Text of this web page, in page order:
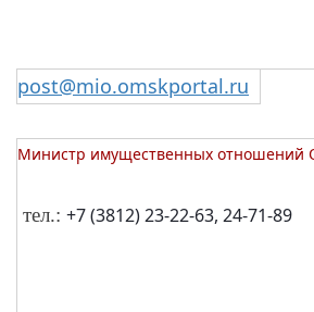
post@mio.omskportal.ru
Министр имущественных отношений
тел.: +7 (3812) 23-22-63, 24-71-89